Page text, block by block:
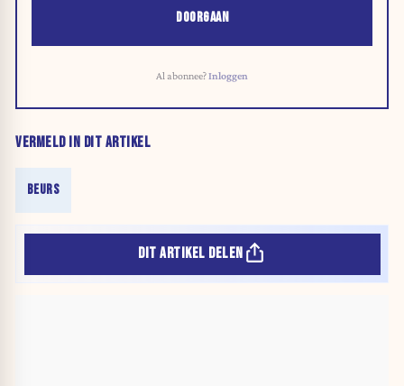
DOORGAAN
Al abonnee?Inloggen
VERMELD IN DIT ARTIKEL
BEURS
DIT ARTIKEL DELEN